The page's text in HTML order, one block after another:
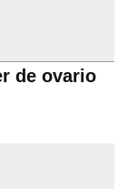
de ovario